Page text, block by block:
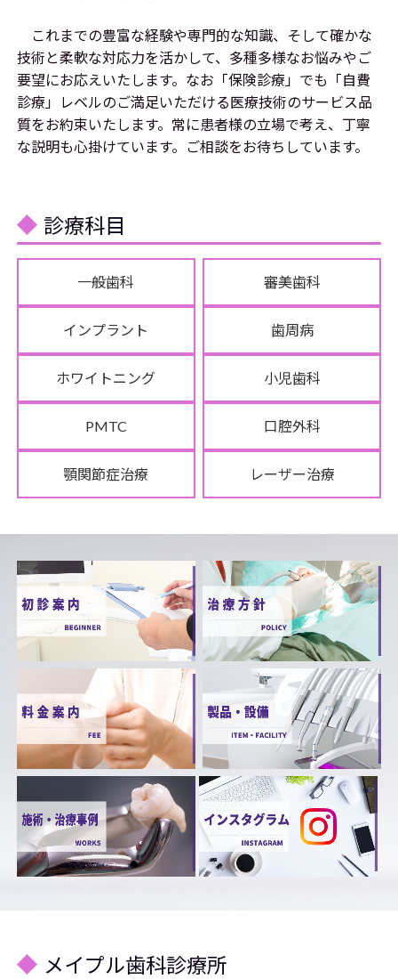
これまでの豊富な経験や専門的な知識、そして確かな
技術と柔軟な対応力を活かして、多種多様なお悩みやご
要望にお応えいたします。なお「保険診療」でも「自費
診療」レベルのご満足いただける医療技術のサービス品
質をお約束いたします。常に患者様の立場で考え、丁寧
な説明も心掛けています。ご相談をお待ちしています。
診療科目
一般歯科 審美歯科
インプラント 歯周病
ホワイトニング 小児歯科
PMTC 口腔外科
顎関節症治療 レーザー治療
メイプル歯科診療所